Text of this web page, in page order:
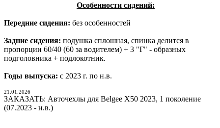
Особенности сидений:
Передние сидения: без особенностей
Задние сидения: подушка сплошная, спинка делится в
пропорции 60/40 (60 за водителем) + 3 "Г" - образных
подголовника + подлокотник.
Годы выпуска: с 2023 г. по н.в.
21.01.2026
ЗАКАЗАТЬ: Авточехлы для Belgee X50 2023, 1 поколение
(07.2023 - н.в.)